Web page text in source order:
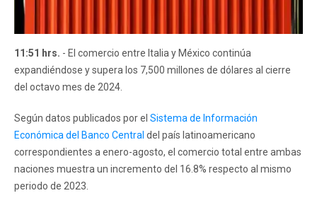
11:51 hrs. - El comercio entre Italia y México continúa
expandiéndose y supera los 7,500 millones de dólares al cierre
del octavo mes de 2024.
Según datos publicados por el Sistema de Información
Económica del Banco Central del país latinoamericano
correspondientes a enero-agosto, el comercio total entre ambas
naciones muestra un incremento del 16.8% respecto al mismo
periodo de 2023.